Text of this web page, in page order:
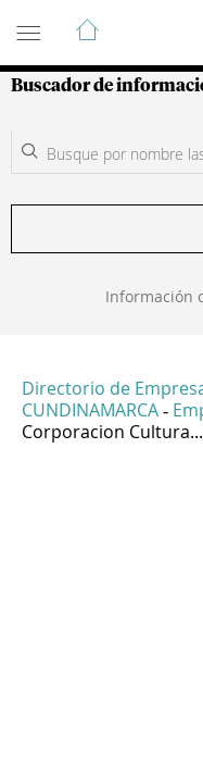
Guía de
Buscador de
Información
Directorio de
CUNDINAMARCA -
Corporacion Cultura...